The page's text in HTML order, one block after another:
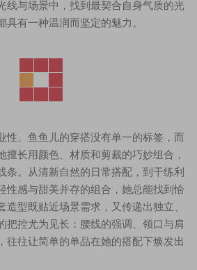
线与场景中，找到最契合自身气质的光
有一种温润而坚定的魅力。
性。鱼鱼儿的穿搭没有单一的标签，而
擅长用颜色、材质和剪裁的巧妙组合，
条。从清新自然的日常搭配，到干练利
性感与甜美并存的组合，她总能找到恰
型既贴近场景需求，又传递出独立、
把控尤为见长：腰线的强调、领口与肩
往往让简单的单品在她的搭配下焕发出